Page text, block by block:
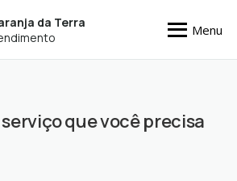
da Terra
Menu
que você precisa